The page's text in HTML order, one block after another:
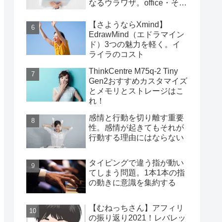
なるウラワザ。office・その
【さようならXmind】
EdrawMind（エドラマイン
ド）3つの魅力を軽く。イ
ライラのコスト
ThinkCentre M75q-2 Tiny
Gen2おすすめカスタマイズ
とメモリとストレージはこ
れ！
感情と行動を切り離す重要
性。感情が起きてもそれが
行動する理由にはならない
タイピングで違う指が動い
てしまう問題。1本1本の指
の動きに意識を集約する
【むねっちさん】アフィリ
の振り返り2021！レバレッ